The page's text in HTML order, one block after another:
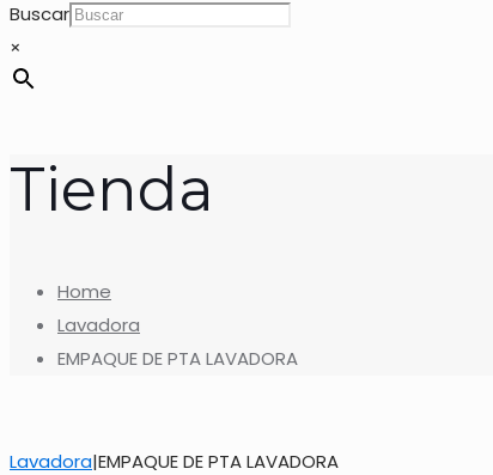
Buscar
×
Tienda
Home
Lavadora
EMPAQUE DE PTA LAVADORA
Lavadora|EMPAQUE DE PTA LAVADORA